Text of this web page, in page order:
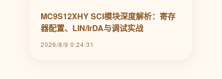
MC9S12XHY SCI模块深度解析：寄存
器配置、LIN/IrDA与调试实战
2026/8/9 0:24:31